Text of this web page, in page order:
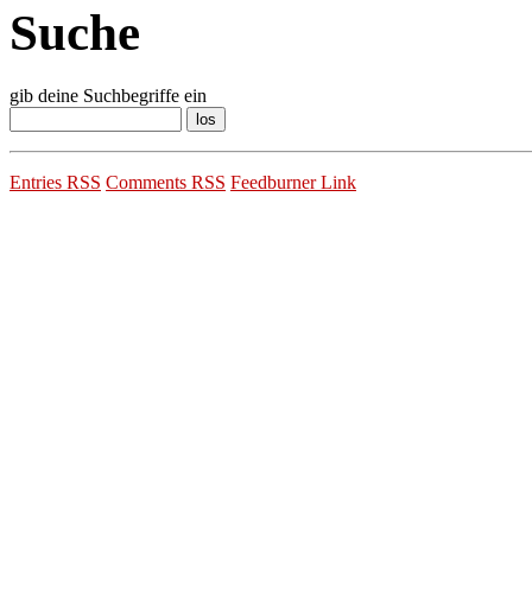
Suche
gib deine Suchbegriffe ein
Entries RSS Comments RSS Feedburner Link